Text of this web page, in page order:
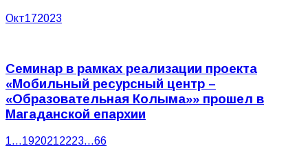
Окт172023
Семинар в рамках реализации проекта
«Мобильный ресурсный центр –
«Образовательная Колыма»» прошел в
Магаданской епархии
1…1920212223…66